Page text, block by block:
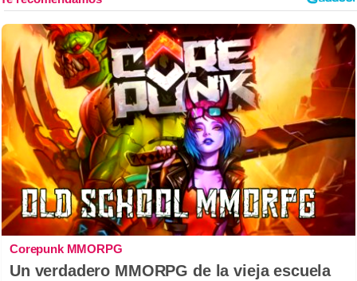
Corepunk MMORPG
Un verdadero MMORPG de la vieja escuela